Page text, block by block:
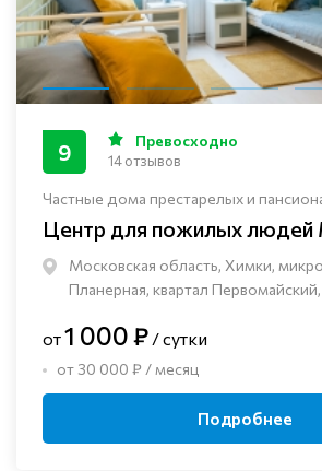
Частные дома престарелых и
Центр для пожилых людей
Московская область, Химки,
Планерная, квартал
9 Превосходно
14 отзывов
от1 000 ₽ / сутки
от 30 000 ₽ / месяц
Подробнее